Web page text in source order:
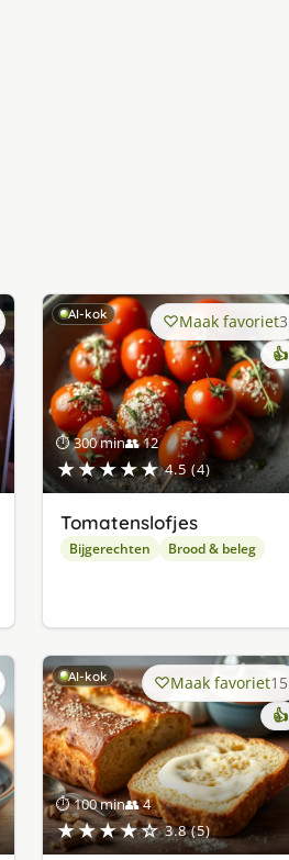
AI-kok
⏱ 300 min👥 12
★★★★★ 4.5 (4)
Maak favoriet3
👍
Tomatenslofjes
Bijgerechten Brood & beleg
AI-kok
⏱ 100 min👥 4
★★★★☆ 3.8 (5)
Maak favoriet15
👍